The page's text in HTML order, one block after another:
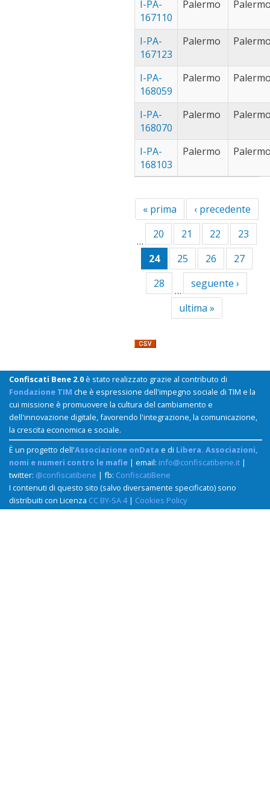
annunziata
annunziata
filter
trabia (52)Apply
trabia
trecastagni
trecastagni
filter
varese (32)
filter
I-PA-
167110
Palermo
I-PA-
167123
Palermo
I-PA-
168059
Palermo
I-PA-
168070
Palermo
I-PA-
168103
Palermo
« prima ‹ precedente
…
20 21 22
23
24
25 26
27
28
…
seguente ›
ultima »
Confiscati Bene 2.0è stato realizzato grazie al contributo di
Fondazione TIM che è espressione dell'impegno sociale di TIM e la
cui missione è promuovere la cultura del cambiamento e
dell'innovazione digitale, favorendo l'integrazione, la comunicazione,
la crescita economica e sociale.
È un progetto dell'Associazione onData e di Libera. Associazioni,
nomi e numeri contro le mafie | email: info@confiscatibene.it |
twitter: @confiscatibene | fb: ConfiscatiBene
I contenuti di questo sito (salvo diversamente specificato) sono
distribuiti con Licenza CC BY-SA 4| Cookies Policy